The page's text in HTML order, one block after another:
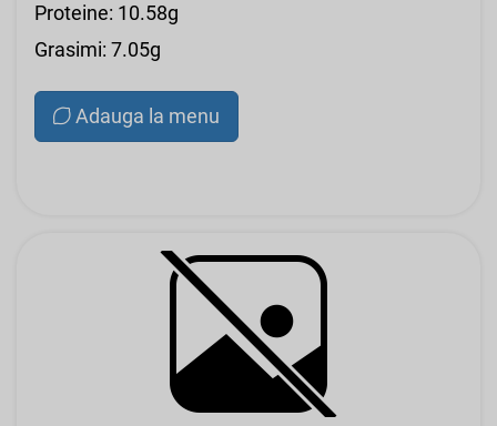
Proteine: 10.58g
Grasimi: 7.05g
Adauga la menu